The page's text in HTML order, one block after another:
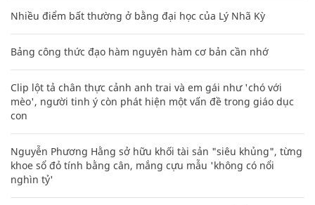
Nhiều điểm bất thường ở bằng đại học của Lý Nhã Kỳ
Bảng công thức đạo hàm nguyên hàm cơ bản cần nhớ
Clip lột tả chân thực cảnh anh trai và em gái như 'chó với
mèo', người tinh ý còn phát hiện một vấn đề trong giáo dục
con
Nguyễn Phương Hằng sở hữu khối tài sản "siêu khủng", từng
khoe sổ đỏ tính bằng cân, mắng cựu mẫu 'không có nổi
nghìn tỷ'